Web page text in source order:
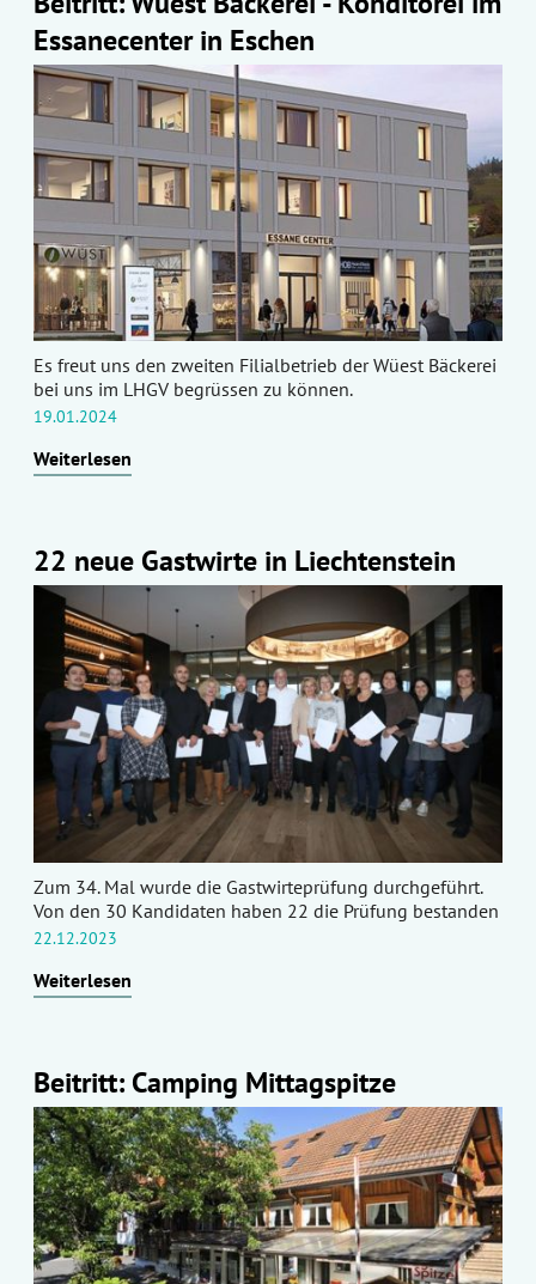
Essanecenter in Eschen
Es freut uns den zweiten Filialbetrieb der Wüest Bäckerei
bei uns im LHGV begrüssen zu können.
19.01.2024
Weiterlesen
22 neue Gastwirte in Liechtenstein
Zum 34. Mal wurde die Gastwirteprüfung durchgeführt.
Von den 30 Kandidaten haben 22 die Prüfung bestanden
22.12.2023
Weiterlesen
Beitritt: Camping Mittagspitze